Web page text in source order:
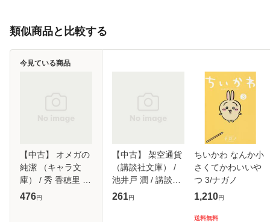
類似商品と比較する
【中古】 オメガの
純潔 （キャラ文
庫） / 秀 香穂里 /
徳間書店 [文庫]
476円
今見ている商品
【中古】 架空通貨
（講談社文庫） /
池井戸 潤 / 講談社
[文庫]【メール便送
261円
ちいかわ なんか小
さくてかわいいや
つ 3/ナガノ
1,210円
送料無料